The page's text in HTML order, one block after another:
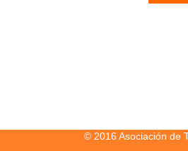
© 2016 Asociación de